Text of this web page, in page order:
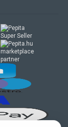
marketplace
partner